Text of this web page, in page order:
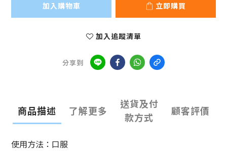
加入購物車 立即購買
加入追蹤清單
分享到
商品描述 了解更多
送貨及付
款方式
顧客評價
使用方法：口服